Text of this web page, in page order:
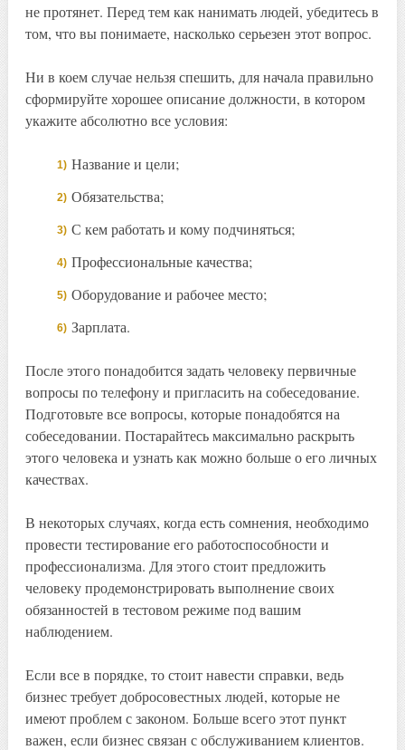
не протянет. Перед тем как нанимать людей, убедитесь в
том, что вы понимаете, насколько серьезен этот вопрос.
Ни в коем случае нельзя спешить, для начала правильно
сформируйте хорошее описание должности, в котором
укажите абсолютно все условия:
Название и цели;
Обязательства;
С кем работать и кому подчиняться;
Профессиональные качества;
Оборудование и рабочее место;
Зарплата.
После этого понадобится задать человеку первичные
вопросы по телефону и пригласить на собеседование.
Подготовьте все вопросы, которые понадобятся на
собеседовании. Постарайтесь максимально раскрыть
этого человека и узнать как можно больше о его личных
качествах.
В некоторых случаях, когда есть сомнения, необходимо
провести тестирование его работоспособности и
профессионализма. Для этого стоит предложить
человеку продемонстрировать выполнение своих
обязанностей в тестовом режиме под вашим
наблюдением.
Если все в порядке, то стоит навести справки, ведь
бизнес требует добросовестных людей, которые не
имеют проблем с законом. Больше всего этот пункт
важен, если бизнес связан с обслуживанием клиентов.